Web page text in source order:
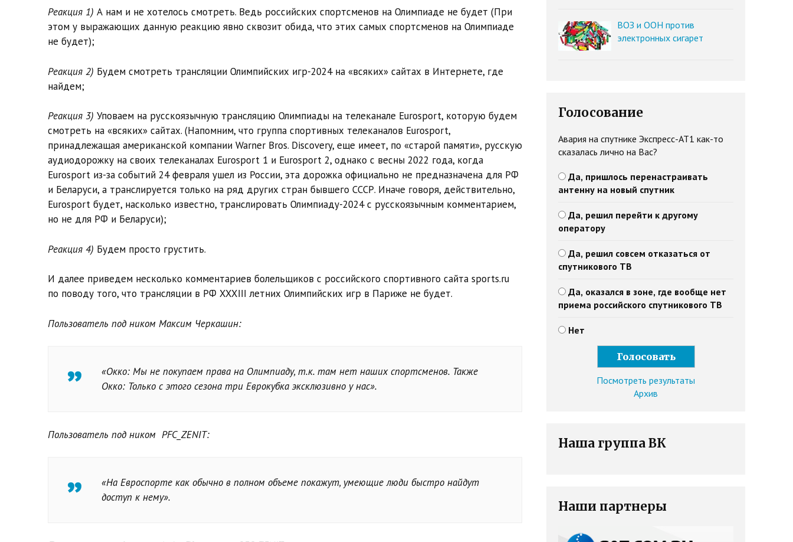
Реакция 1) А нам и не хотелось смотреть. Ведь российских спортсменов на Олимпиаде не будет (При
этом у выражающих данную реакцию явно сквозит обида, что этих самых спортсменов на Олимпиаде
не будет);
Реакция 2) Будем смотреть трансляции Олимпийских игр-2024 на «всяких» сайтах в Интернете, где
найдем;
Реакция 3) Уповаем на русскоязычную трансляцию Олимпиады на телеканале Eurosport, которую будем
смотреть на «всяких» сайтах. (Напомним, что группа спортивных телеканалов Eurosport,
принадлежащая американской компании Warner Bros. Discovery, еще имеет, по «старой памяти», русскую
аудиодорожку на своих телеканалах Eurosport 1 и Eurosport 2, однако с весны 2022 года, когда
Eurosport из-за событий 24 февраля ушел из России, эта дорожка официально не предназначена для РФ
и Беларуси, а транслируется только на ряд других стран бывшего СССР. Иначе говоря, действительно,
Eurosport будет, насколько известно, транслировать Олимпиаду-2024 с русскоязычным комментарием,
но не для РФ и Беларуси);
Реакция 4) Будем просто грустить.
И далее приведем несколько комментариев болельщиков с российского спортивного сайта sports.ru
по поводу того, что трансляции в РФ XXXIII летних Олимпийских игр в Париже не будет.
Пользователь под ником Максим Черкашин:
«Окко: Мы не покупаем права на Олимпиаду, т.к. там нет наших спортсменов. Также
Окко: Только с этого сезона три Еврокубка эксклюзивно у нас».
Пользователь под ником PFC_ZENIT:
«На Евроспорте как обычно в полном объеме покажут, умеющие люди быстро найдут
доступ к нему».
ВОЗ и ООН против
электронных сигарет
Голосование
Авария на спутнике Экспресс-АТ1 как-то
сказалась лично на Вас?
Да, пришлось перенастраивать
антенну на новый спутник
Да, решил перейти к другому
оператору
Да, решил совсем отказаться от
спутникового ТВ
Да, оказался в зоне, где вообще нет
приема российского спутникового ТВ
Нет
Посмотреть результаты
Архив
Наша группа ВК
Наши партнеры